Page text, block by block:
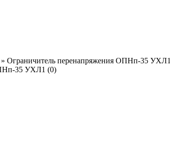
» Ограничитель перенапряжения ОПНп-35 УХЛ1
35 УХЛ1 (0)